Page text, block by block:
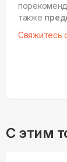
также
Свяжитесь
С этим